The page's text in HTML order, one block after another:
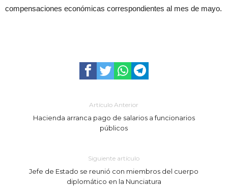
compensaciones económicas correspondientes al mes de mayo.
Artículo Anterior
Hacienda arranca pago de salarios a funcionarios
públicos
Siguiente artículo
Jefe de Estado se reunió con miembros del cuerpo
diplomático en la Nunciatura